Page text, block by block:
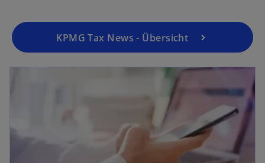
n
e
i
e
r
n
e
u
KPMG Tax News - Übersicht